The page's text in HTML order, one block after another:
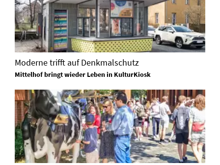
Moderne trifft auf Denkmalschutz
Mittelhof bringt wieder Leben in KulturKiosk